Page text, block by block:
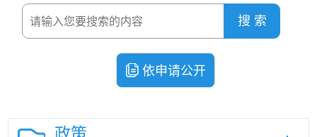
搜 索
依申请公开